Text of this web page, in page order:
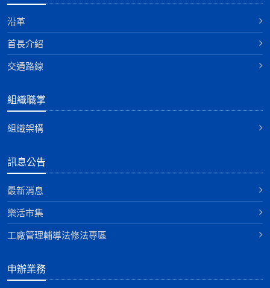
沿革
首長介紹
交通路線
組織職掌
組織架構
訊息公告
最新消息
樂活市集
工廠管理輔導法修法專區
申辦業務